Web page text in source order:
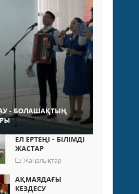
- БОЛАШАҚТЫҢ
ЕЛ ЕРТЕҢІ - БІЛІМДІ
ЖАСТАР
Жаңалықтар
АҚМАЯДАҒЫ
КЕЗДЕСУ